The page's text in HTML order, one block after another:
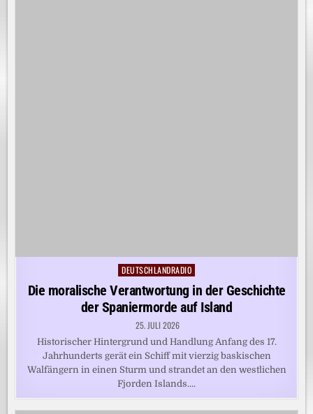
Posted
in
DEUTSCHLANDRADIO
Die moralische Verantwortung in der Geschichte
der Spaniermorde auf Island
25. JULI 2026
Historischer Hintergrund und Handlung Anfang des 17.
Jahrhunderts gerät ein Schiff mit vierzig baskischen
Walfängern in einen Sturm und strandet an den westlichen
Fjorden Islands….